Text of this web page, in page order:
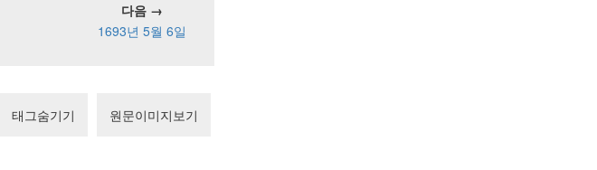
다음 →
1693년 5월 6일
태그숨기기 원문이미지보기